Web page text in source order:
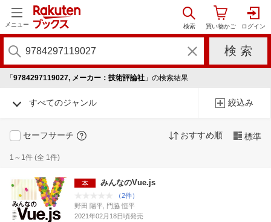
メニュー
「 9784297119027, メーカー：技術評論社 」の検索結果
すべてのジャンル 絞込み
セーフサーチ おすすめ順 標準
1～1件 (全 1件)
みんなのVue.js
（2件）
野田 陽平, 門脇 恒平
2021年02月18日頃発売